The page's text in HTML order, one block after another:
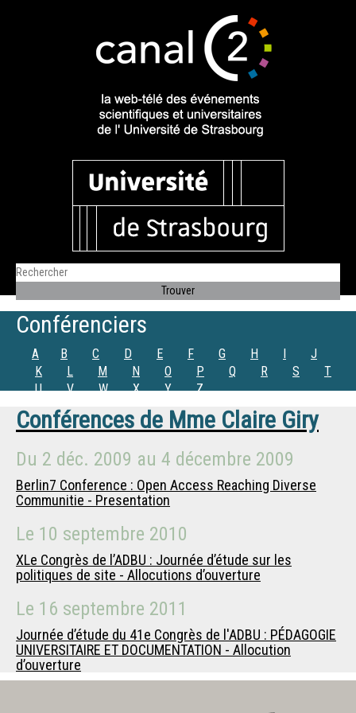
Conférenciers
A B C D E F G H I
J
K
L M N O P Q R S
T
U
V W X Y Z
Conférences de Mme Claire Giry
Du 2 déc. 2009 au 4 décembre 2009
Berlin7 Conference : Open Access Reaching Diverse
Communitie - Presentation
Le 10 septembre 2010
XLe Congrès de l’ADBU : Journée d’étude sur les
politiques de site - Allocutions d’ouverture
Le 16 septembre 2011
Journée d’étude du 41e Congrès de l'ADBU : PÉDAGOGIE
UNIVERSITAIRE ET DOCUMENTATION - Allocution
d’ouverture